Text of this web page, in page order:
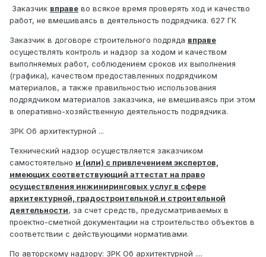
Заказчик вправе во всякое время проверять ход и качество
работ, не вмешиваясь в деятельность подрядчика. 627 ГК
Заказчик в договоре строительного подряда вправе
осуществлять контроль и надзор за ходом и качеством
выполняемых работ, соблюдением сроков их выполнения
(графика), качеством предоставленных подрядчиком
материалов, а также правильностью использования
подрядчиком материалов заказчика, не вмешиваясь при этом
в оперативно-хозяйственную деятельность подрядчика.
ЗРК Об архитектурной ...
Технический надзор осуществляется заказчиком
самостоятельно и (или) с привлечением экспертов,
имеющих соответствующий аттестат на право
осуществления инжиниринговых услуг в сфере
архитектурной, градостроительной и строительной
деятельности, за счет средств, предусматриваемых в
проектно-сметной документации на строительство объектов в
соответствии с действующими нормативами.
По авторскому надзору: ЗРК Об архитектурной ....